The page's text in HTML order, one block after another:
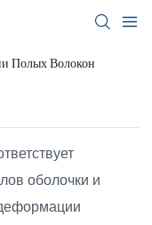
Полых Волокон
оболочки и